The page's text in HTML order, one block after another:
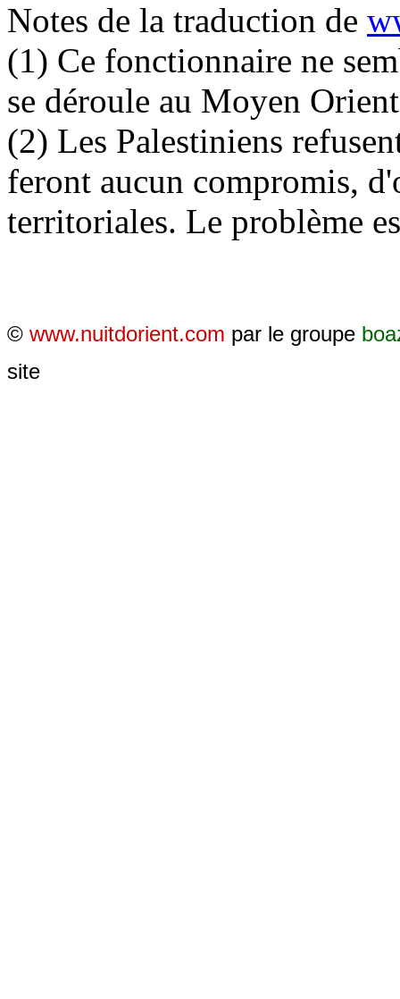
Notes de la traduction de
(1) Ce fonctionnaire ne
se déroule au Moyen Orient
(2) Les Palestiniens
feront aucun compromis,
territoriales. Le problème
© www.nuitdorient.com par le groupe
site